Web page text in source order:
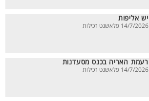
יש אליפות
14/7/2026 פלאשנט רכילות
רעמת האריה בכנס מסעדנות
14/7/2026 פלאשנט רכילות